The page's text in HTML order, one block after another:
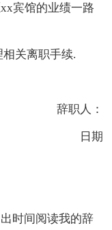
宾馆的业绩一路
关离职手续.
辞职人：
日期
时间阅读我的辞